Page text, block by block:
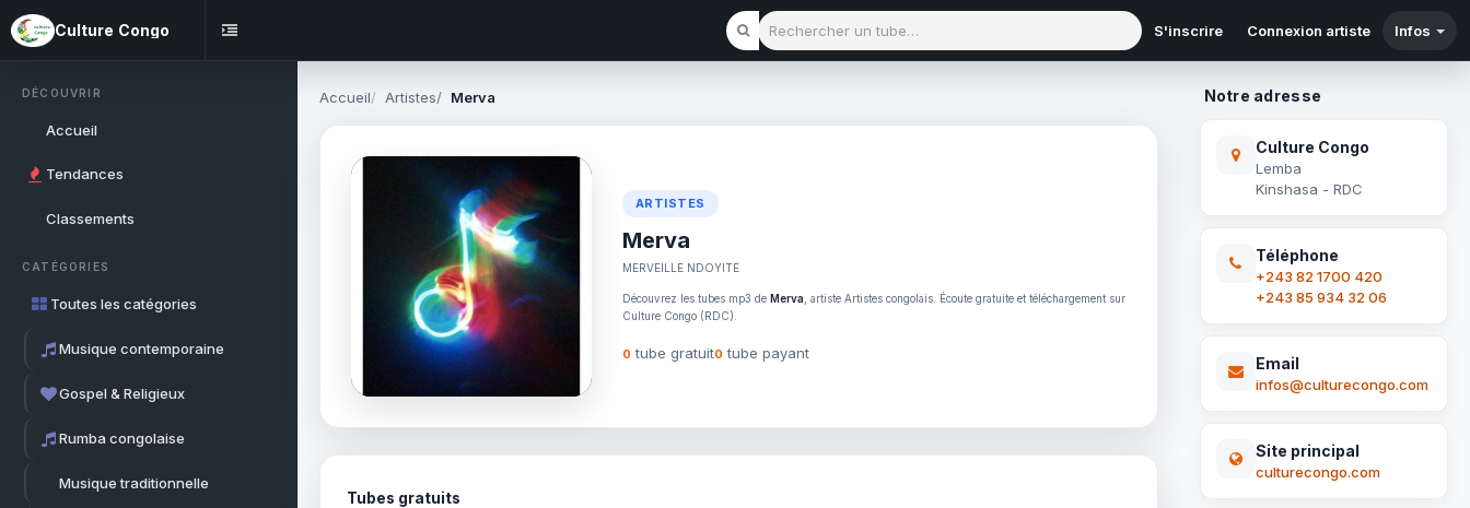
Culture Congo
Rechercher un tube
S'inscrire Connexion artiste Infos
DÉCOUVRIR
Accueil
Tendances
Classements
CATÉGORIES
Toutes les catégories
Musique contemporaine
Gospel & Religieux
Rumba congolaise
Musique traditionnelle
Accueil Artistes Merva
ARTISTES
Merva
MERVEILLE NDOYITE
Découvrez les tubes mp3 de Merva , artiste Artistes congolais. Écoute gratuite et téléchargement sur
Culture Congo (RDC).
0 tube gratuit0 tube payant
Tubes gratuits
Notre adresse
Culture Congo
Lemba
Kinshasa - RDC
Téléphone
+243 82 1700 420
+243 85 934 32 06
Email
infos@culturecongo.com
Site principal
culturecongo.com